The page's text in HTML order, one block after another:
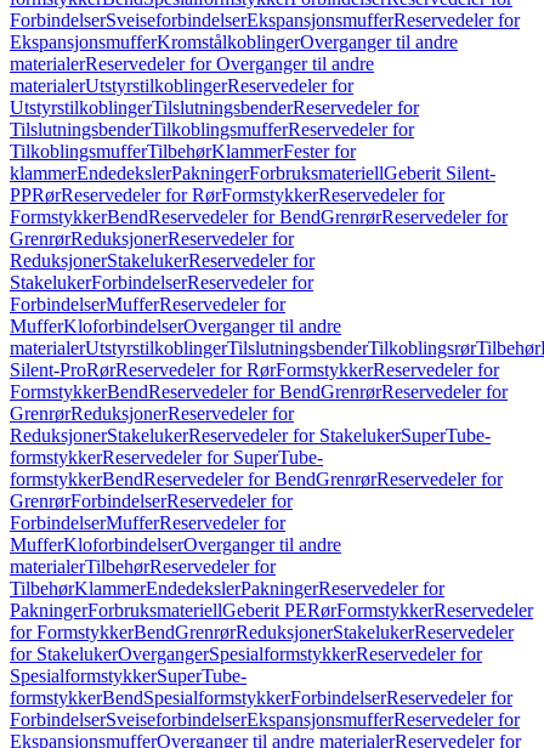
ForbindelserSveiseforbindelserEkspansjonsmufferReservedeler for
EkspansjonsmufferKromstålkoblingerOverganger til andre
materialerReservedeler for Overganger til andre
materialerUtstyrstilkoblingerReservedeler for
UtstyrstilkoblingerTilslutningsbenderReservedeler for
TilslutningsbenderTilkoblingsmufferReservedeler for
TilkoblingsmufferTilbehørKlammerFester for
klammerEndedekslerPakningerForbruksmateriellGeberit Silent-
PPRørReservedeler for RørFormstykkerReservedeler for
FormstykkerBendReservedeler for BendGrenrørReservedeler for
GrenrørReduksjonerReservedeler for
ReduksjonerStakelukerReservedeler for
StakelukerForbindelserReservedeler for
ForbindelserMufferReservedeler for
MufferKloforbindelserOverganger til andre
materialerUtstyrstilkoblingerTilslutningsbenderTilkoblingsrørTilbehør
Silent-ProRørReservedeler for RørFormstykkerReservedeler for
FormstykkerBendReservedeler for BendGrenrørReservedeler for
GrenrørReduksjonerReservedeler for
ReduksjonerStakelukerReservedeler for StakelukerSuperTube-
formstykkerReservedeler for SuperTube-
formstykkerBendReservedeler for BendGrenrørReservedeler for
GrenrørForbindelserReservedeler for
ForbindelserMufferReservedeler for
MufferKloforbindelserOverganger til andre
materialerTilbehørReservedeler for
TilbehørKlammerEndedekslerPakningerReservedeler for
PakningerForbruksmateriellGeberit PERørFormstykkerReservedeler
for FormstykkerBendGrenrørReduksjonerStakelukerReservedeler
for StakelukerOvergangerSpesialformstykkerReservedeler for
SpesialformstykkerSuperTube-
formstykkerBendSpesialformstykkerForbindelserReservedeler for
ForbindelserSveiseforbindelserEkspansjonsmufferReservedeler for
EkspansjonsmufferOverganger til andre materialerReservedeler for